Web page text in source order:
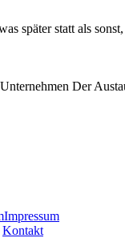
später statt als
Der
Impressum
Kontakt